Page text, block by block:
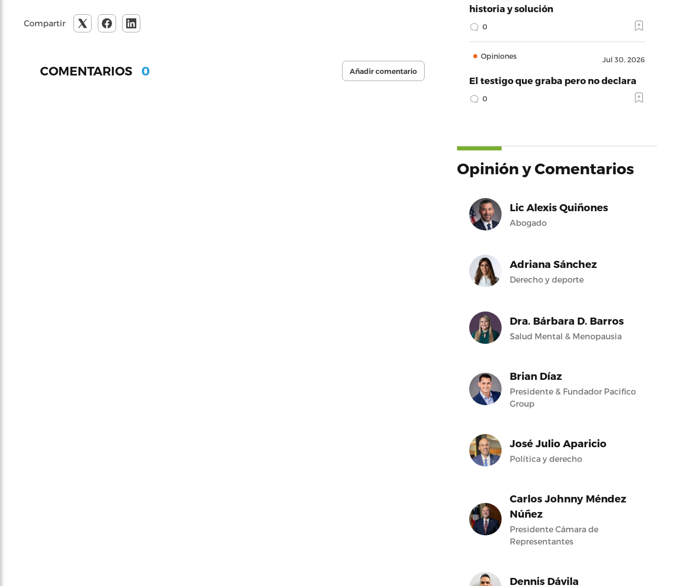
Compartir
COMENTARIOS 0 Añadir comentario
historia y solución
0
Opiniones Jul 30, 2026
El testigo que graba pero no declara
0
Opinión y Comentarios
Lic Alexis Quiñones
Abogado
Adriana Sánchez
Derecho y deporte
Dra. Bárbara D. Barros
Salud Mental & Menopausia
Brian Díaz
Presidente & Fundador Pacifico
Group
José Julio Aparicio
Política y derecho
Carlos Johnny Méndez
Núñez
Presidente Cámara de
Representantes
Dennis Dávila